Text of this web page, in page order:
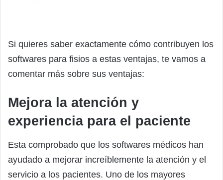
Si quieres saber exactamente cómo contribuyen los
softwares para fisios a estas ventajas, te vamos a
comentar más sobre sus ventajas:
Mejora la atención y
experiencia para el paciente
Esta comprobado que los softwares médicos han
ayudado a mejorar increíblemente la atención y el
servicio a los pacientes. Uno de los mayores